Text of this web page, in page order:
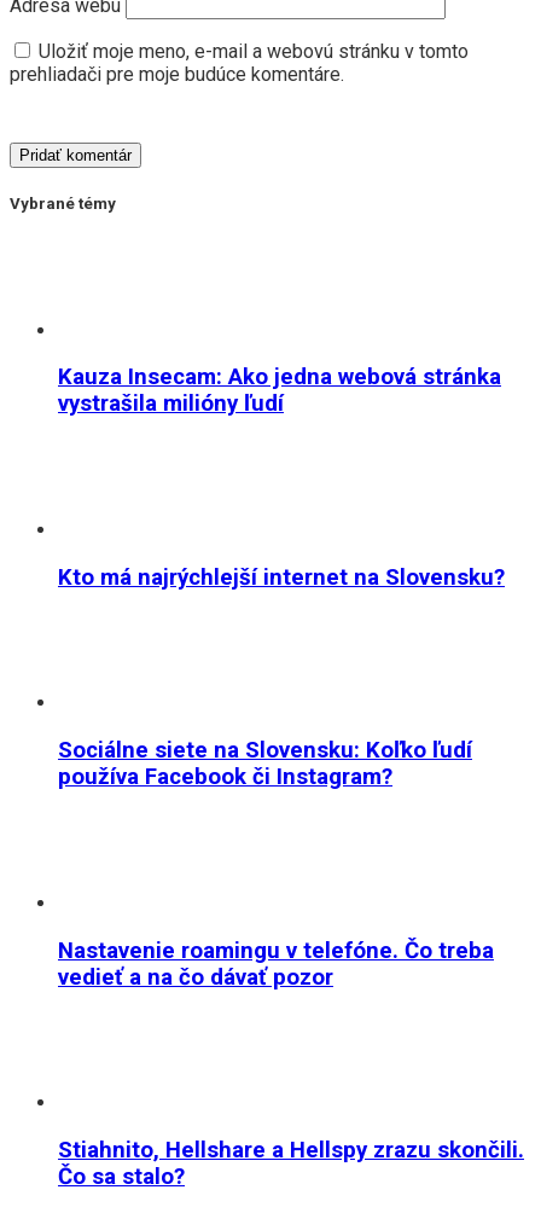
Adresa webu
Uložiť moje meno, e-mail a webovú stránku v tomto
prehliadači pre moje budúce komentáre.
Vybrané témy
Kauza Insecam: Ako jedna webová stránka
vystrašila milióny ľudí
Kto má najrýchlejší internet na Slovensku?
Sociálne siete na Slovensku: Koľko ľudí
používa Facebook či Instagram?
Nastavenie roamingu v telefóne. Čo treba
vedieť a na čo dávať pozor
Stiahnito, Hellshare a Hellspy zrazu skončili.
Čo sa stalo?